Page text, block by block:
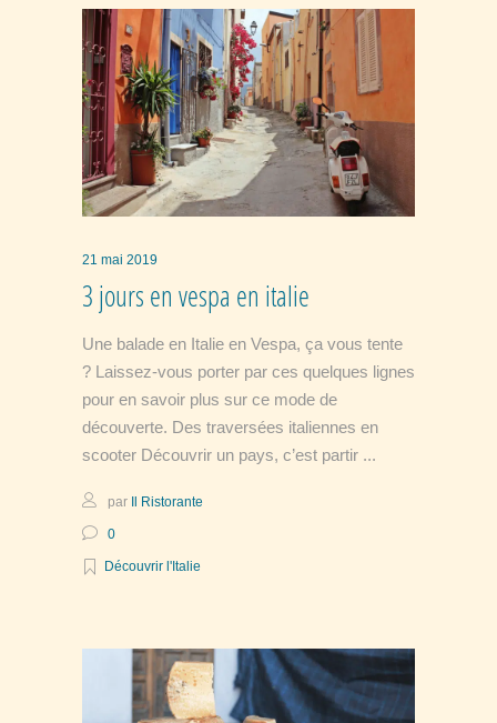
21 mai 2019
3 jours en vespa en italie
Une balade en Italie en Vespa, ça vous tente
? Laissez-vous porter par ces quelques lignes
pour en savoir plus sur ce mode de
découverte. Des traversées italiennes en
scooter Découvrir un pays, c’est partir
par Il Ristorante
0
Découvrir l'Italie